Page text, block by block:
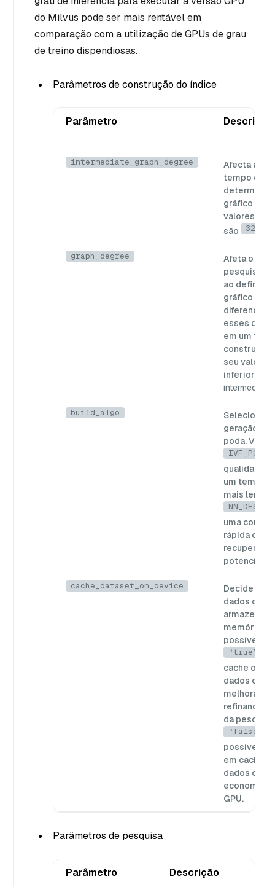
do Milvus pode ser mais rentável em
comparação com a utilização de GPUs de grau
de treino dispendiosas.
Parâmetros de construção do índice
Parâmetro Descrição
intermediate_graph_degree
Afecta a
tempo de
determinar
gráfico
valores
são
32
graph_degree
Afeta o
pesquisa e
ao definir o
gráfico
diferença
esses dois
em um
construção
seu valor
inferior ao
build_algo
Seleciona
geração do
poda.
IVF_PQ
qualidade
um tempo
mais lento.
uma
rápida com
cache_dataset_on_device
Decide se
dados
memória da
possíveis:
“true”
cache o
dados
melhorar a
refinando
da
“false”
possíveis: :
em cache o
dados
GPU.
Parâmetros de pesquisa
Parâmetro Descrição